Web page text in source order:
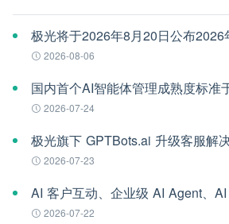
极光将于2026年8月20日公布2026
2026-08-06
2026-07-24
2026-07-23
2026-07-22